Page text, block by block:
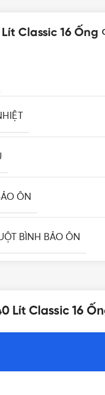
Classic 16 Ống
ÔN
BÌNH BẢO ÔN
Lít Classic 16